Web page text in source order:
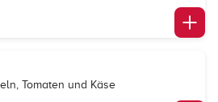
Tomaten und Käse